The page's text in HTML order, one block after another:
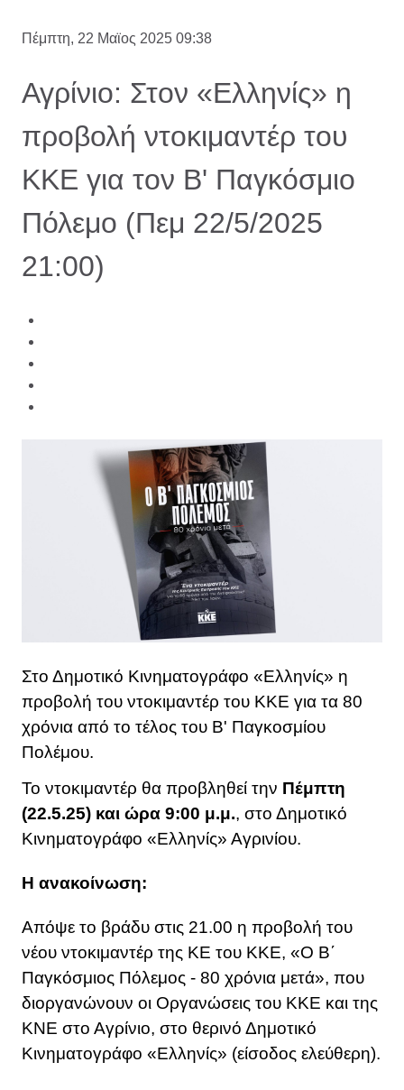
Πέμπτη, 22 Μαϊος 2025 09:38
Αγρίνιο: Στον «Ελληνίς» η
προβολή ντοκιμαντέρ του
ΚΚΕ για τον Β' Παγκόσμιο
Πόλεμο (Πεμ 22/5/2025
21:00)
Στο Δημοτικό Κινηματογράφο «Ελληνίς» η
προβολή του ντοκιμαντέρ του ΚΚΕ για τα 80
χρόνια από το τέλος του Β' Παγκοσμίου
Πολέμου.
Το ντοκιμαντέρ θα προβληθεί την Πέμπτη
(22.5.25) και ώρα 9:00 μ.μ., στο Δημοτικό
Κινηματογράφο «Ελληνίς» Αγρινίου.
Η ανακοίνωση:
Απόψε το βράδυ στις 21.00 η προβολή του
νέου ντοκιμαντέρ της ΚΕ του ΚΚΕ, «Ο Β΄
Παγκόσμιος Πόλεμος - 80 χρόνια μετά», που
διοργανώνουν οι Οργανώσεις του ΚΚΕ και της
ΚΝΕ στο Αγρίνιο, στο θερινό Δημοτικό
Κινηματογράφο «Ελληνίς» (είσοδος ελεύθερη).